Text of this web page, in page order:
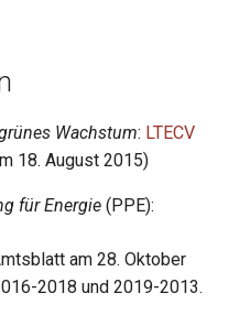
Wachstum: LTECV
18. August 2015)
für Energie (PPE):
am 28. Oktober
2018 und 2019-2013.